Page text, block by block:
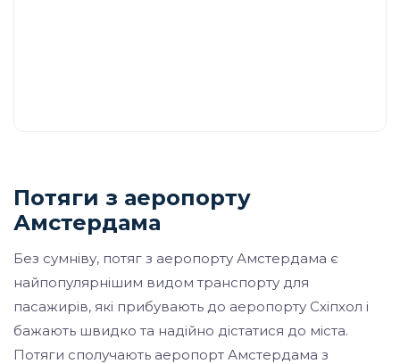
Потяги з аеропорту
Амстердама
Без сумніву, потяг з аеропорту Амстердама є
найпопулярнішим видом транспорту для
пасажирів, які прибувають до аеропорту Схіпхол і
бажають швидко та надійно дістатися до міста.
Потяги сполучають аеропорт Амстердама з